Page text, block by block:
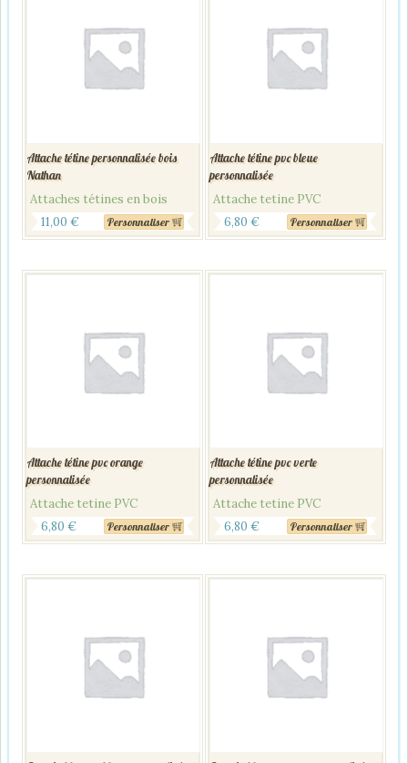
Attache tétine personnalisée bois
Nathan
Attaches tétines en bois
11,00 € Personnaliser
Attache tétine pvc bleue
personnalisée
Attache tetine PVC
6,80 € Personnaliser
Attache tétine pvc orange
personnalisée
Attache tetine PVC
6,80 € Personnaliser
Attache tétine pvc verte
personnalisée
Attache tetine PVC
6,80 € Personnaliser